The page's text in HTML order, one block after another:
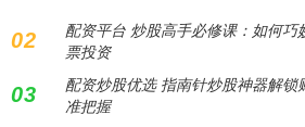
02
配资平台 炒股高手必修课：如何
票投资
03
配资炒股优选 指南针炒股神器解
准把握